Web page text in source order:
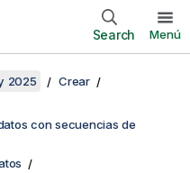
Search Menú
2025
Crear
con secuencias de